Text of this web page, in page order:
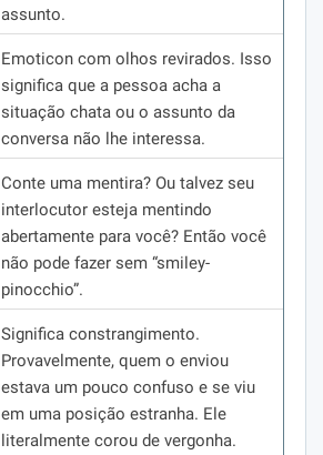
assunto.
Emoticon com olhos revirados. Isso
significa que a pessoa acha a
situação chata ou o assunto da
conversa não lhe interessa.
Conte uma mentira? Ou talvez seu
interlocutor esteja mentindo
abertamente para você? Então você
não pode fazer sem “smiley-
pinocchio”.
Significa constrangimento.
Provavelmente, quem o enviou
estava um pouco confuso e se viu
em uma posição estranha. Ele
literalmente corou de vergonha.